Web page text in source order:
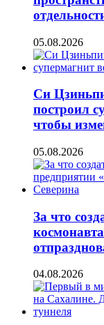
05.08.2026
Си
построил
чтобы
05.08.2026
За что
04.08.2026